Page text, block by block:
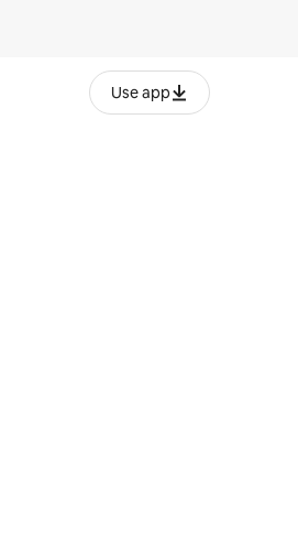
Use app